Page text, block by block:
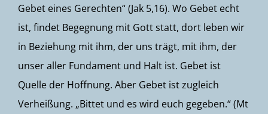
Gebet eines Gerechten“ (Jak 5,16). Wo Gebet echt
ist, findet Begegnung mit Gott statt, dort leben wir
in Beziehung mit ihm, der uns trägt, mit ihm, der
unser aller Fundament und Halt ist. Gebet ist
Quelle der Hoffnung. Aber Gebet ist zugleich
Verheißung. „Bittet und es wird euch gegeben.“ (Mt